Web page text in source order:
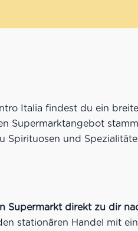
Italia findest du ein
Supermarktangebot
Spirituosen und
Supermarkt direkt zu dir
stationären Handel mit